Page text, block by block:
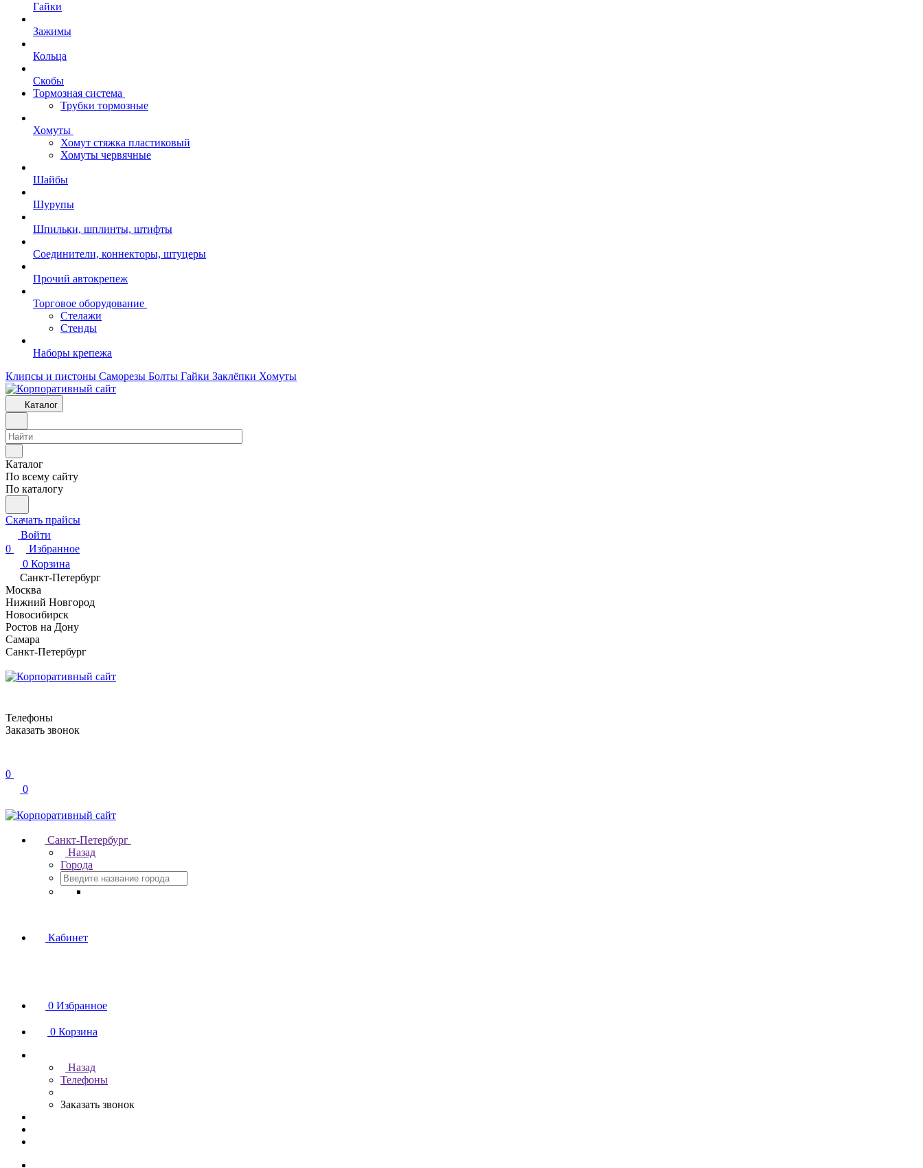
Гайки
Зажимы
Кольца
Скобы
Тормозная система
Трубки тормозные
Хомуты
Хомут стяжка пластиковый
Хомуты червячные
Шайбы
Шурупы
Шпильки, шплинты, штифты
Соединители, коннекторы, штуцеры
Прочий автокрепеж
Торговое оборудование
Стелажи
Стенды
Наборы крепежа
Клипсы и пистоны Саморезы Болты Гайки Заклёпки Хомуты
Каталог
Каталог
По всему сайту
По каталогу
Скачать прайсы
Войти
0
Избранное
0 Корзина
Санкт-Петербург
Москва
Нижний Новгород
Новосибирск
Ростов на Дону
Самара
Санкт-Петербург
Телефоны
Заказать звонок
0
0
Санкт-Петербург
Назад
Города
Кабинет
0 Избранное
0 Корзина
Назад
Телефоны
Заказать звонок